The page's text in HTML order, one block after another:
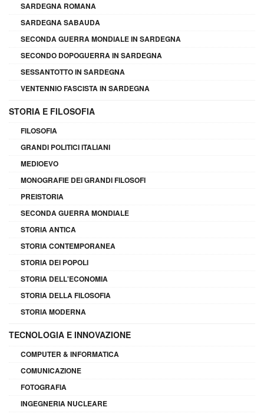
SARDEGNA ROMANA
SARDEGNA SABAUDA
SECONDA GUERRA MONDIALE IN SARDEGNA
SECONDO DOPOGUERRA IN SARDEGNA
SESSANTOTTO IN SARDEGNA
VENTENNIO FASCISTA IN SARDEGNA
STORIA E FILOSOFIA
FILOSOFIA
GRANDI POLITICI ITALIANI
MEDIOEVO
MONOGRAFIE DEI GRANDI FILOSOFI
PREISTORIA
SECONDA GUERRA MONDIALE
STORIA ANTICA
STORIA CONTEMPORANEA
STORIA DEI POPOLI
STORIA DELL'ECONOMIA
STORIA DELLA FILOSOFIA
STORIA MODERNA
TECNOLOGIA E INNOVAZIONE
COMPUTER & INFORMATICA
COMUNICAZIONE
FOTOGRAFIA
INGEGNERIA NUCLEARE